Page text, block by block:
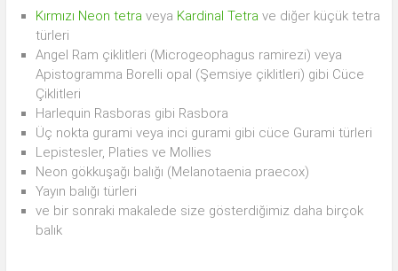
Kırmızı Neon tetra veya Kardinal Tetra ve diğer küçük tetra
türleri
Angel Ram çiklitleri (Microgeophagus ramirezi) veya
Apistogramma Borelli opal (Şemsiye çiklitleri) gibi Cüce
Çiklitleri
Harlequin Rasboras gibi Rasbora
Üç nokta gurami veya inci gurami gibi cüce Gurami türleri
Lepistesler, Platies ve Mollies
Neon gökkuşağı balığı (Melanotaenia praecox)
Yayın balığı türleri
ve bir sonraki makalede size gösterdiğimiz daha birçok
balık